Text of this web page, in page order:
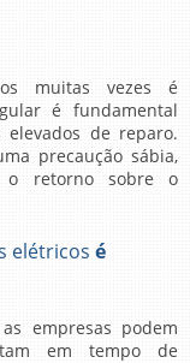
muitas vezes é
é fundamental
de reparo.
precaução sábia,
o retorno sobre o
elétricos é
empresas podem
em tempo de